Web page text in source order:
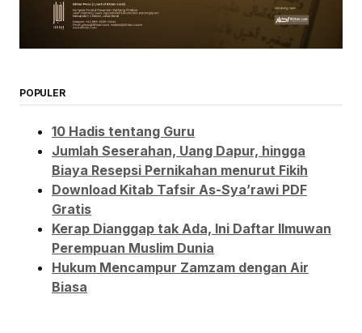
POPULER
10 Hadis tentang Guru
Jumlah Seserahan, Uang Dapur, hingga
Biaya Resepsi Pernikahan menurut Fikih
Download Kitab Tafsir As-Sya’rawi PDF
Gratis
Kerap Dianggap tak Ada, Ini Daftar Ilmuwan
Perempuan Muslim Dunia
Hukum Mencampur Zamzam dengan Air
Biasa